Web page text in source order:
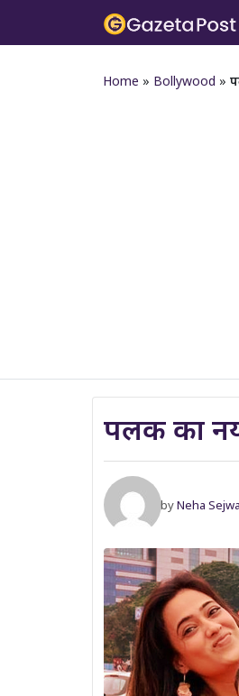
Home » Bollywood »
पलक का
byNeha